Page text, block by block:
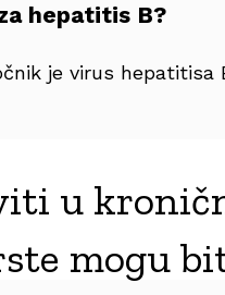
hepatitis B?
je virus hepatitisa
u
mogu